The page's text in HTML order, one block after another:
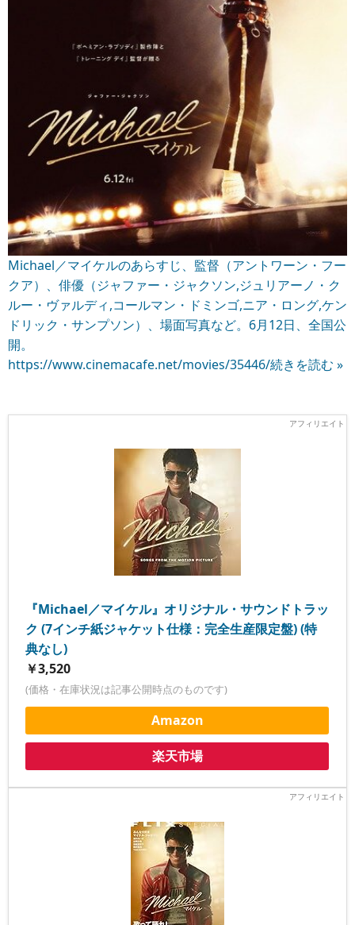
Michael／マイケルのあらすじ、監督（アントワーン・フー
クア）、俳優（ジャファー・ジャクソン,ジュリアーノ・ク
ルー・ヴァルディ,コールマン・ドミンゴ,ニア・ロング,ケン
ドリック・サンプソン）、場面写真など。6月12日、全国公
開。
https://www.cinemacafe.net/movies/35446/続きを読む »
『Michael／マイケル』オリジナル・サウンドトラッ
ク (7インチ紙ジャケット仕様：完全生産限定盤) (特
典なし)
￥3,520
(価格・在庫状況は記事公開時点のものです)
Amazon
楽天市場